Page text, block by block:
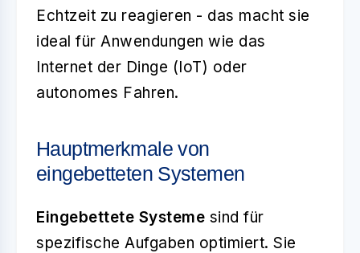
Echtzeit zu reagieren - das macht sie
ideal für Anwendungen wie das
Internet der Dinge (IoT) oder
autonomes Fahren.
Hauptmerkmale von
eingebetteten Systemen
Eingebettete Systeme sind für
spezifische Aufgaben optimiert. Sie